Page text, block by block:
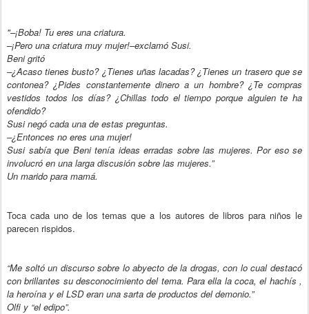
"–¡Boba! Tu eres una criatura.
–¡Pero una criatura muy mujer!–exclamó Susi.
Beni gritó
–¿Acaso tienes busto? ¿Tienes uñas lacadas? ¿Tienes un trasero que se
contonea? ¿Pides constantemente dinero a un hombre? ¿Te compras
vestidos todos los días? ¿Chillas todo el tiempo porque alguien te ha
ofendido?
Susi negó cada una de estas preguntas.
–¿Entonces no eres una mujer!
Susi sabía que Beni tenía ideas erradas sobre las mujeres. Por eso se
involucró en una larga discusión sobre las mujeres.”
Un marido para mamá.
Toca cada uno de los temas que a los autores de libros para niños le
parecen rispidos.
“Me soltó un discurso sobre lo abyecto de la drogas, con lo cual destacó
con brillantes su desconocimiento del tema. Para ella la coca, el hachís ,
la heroína y el LSD eran una sarta de productos del demonio.”
Olfi y “el edipo”.